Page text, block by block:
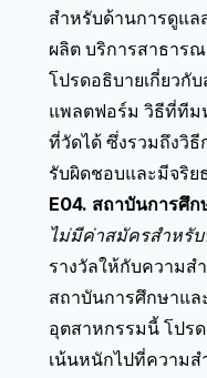
สำหรับด้านการดูแล
ผลิต บริการสาธาร
โปรดอธิบายเกี่ยวกั
แพลตฟอร์ม วิธีที่ทีม
ที่วัดได้ ซึ่งรวมถึงวิธี
รับผิดชอบและมีจริย
E04. สถาบันการศึ
ไม่มีค่าสมัครสำหรั
รางวัลให้กับความส
สถาบันการศึกษาแล
อุตสาหกรรมนี้ โปร
เน้นหนักไปที่ความส